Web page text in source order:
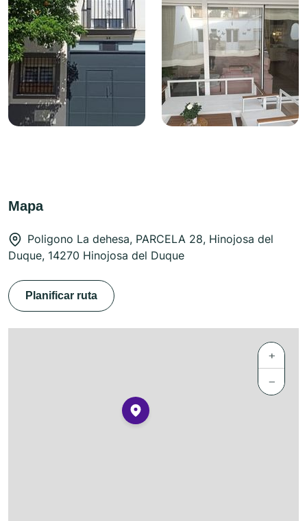
Mapa
Poligono La dehesa, PARCELA 28, Hinojosa del
Duque, 14270 Hinojosa del Duque
Planificar ruta
+
−